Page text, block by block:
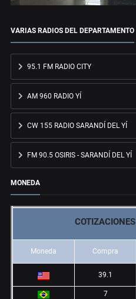
VARIAS RADIOS DEL DEPARTAMENTO
95.1 FM RADIO CITY
AM 960 RADIO YÍ
CW 155 RADIO SARANDÍ DEL YÍ
FM 90.5 OSIRIS - SARANDÍ DEL YÍ
MONEDA
COTIZACIONES
Moneda Compra
39.1
7